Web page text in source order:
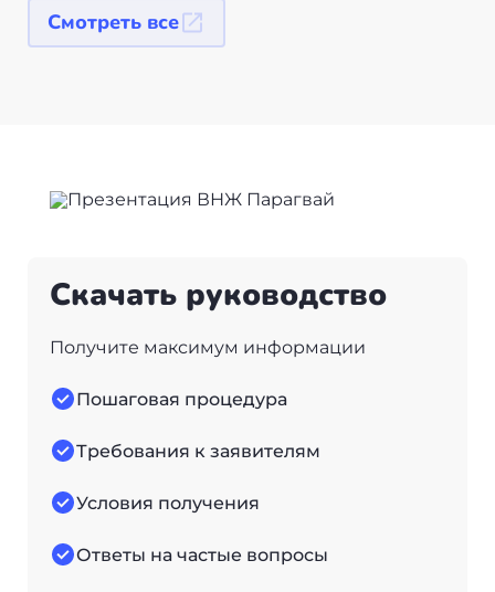
Смотреть все
Скачать руководство
Получите максимум информации
Пошаговая процедура
Требования к заявителям
Условия получения
Ответы на частые вопросы